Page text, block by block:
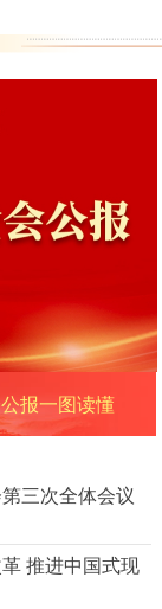
报一图读懂
三次全体会议
推进中国式现